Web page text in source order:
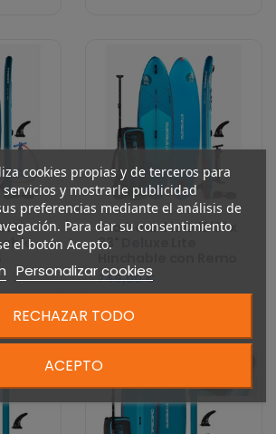
Starboard iGO 12'0" x
33" Deluxe Lite
749,00 €
cookies propias y de terceros para
y mostrarle publicidad
preferencias mediante el análisis de
Para dar su consentimiento
el botón Acepto.
Personalizar cookies
RECHAZAR TODO
ACEPTO